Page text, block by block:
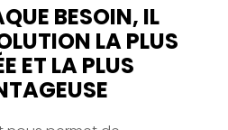
BESOIN, IL
LA PLUS
ET LA PLUS